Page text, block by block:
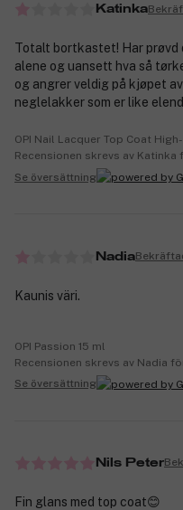
Katinka
Totalt bortkastet! Har prøvd
alene og uansett hva så
og angrer veldig på kjøpet
neglelakker som er like
OPI Nail Lacquer Top Coat
Recensionen skrevs av
Se översättning
Nadia
Kaunis väri.
OPI Passion 15 ml
Recensionen skrevs av Nadia
Se översättning
Nils Peter
Fin glans med top coat😊